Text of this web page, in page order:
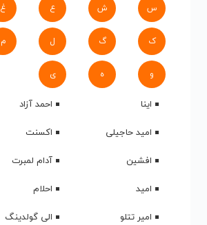
س ش ع غ
ک گ ل م
و ه ی
اینا
احمد آزاد
امید حاجیلی
اکسنت
افشین
آدام لمبرت
امید
احلام
امیر تتلو
الی گولدینگ